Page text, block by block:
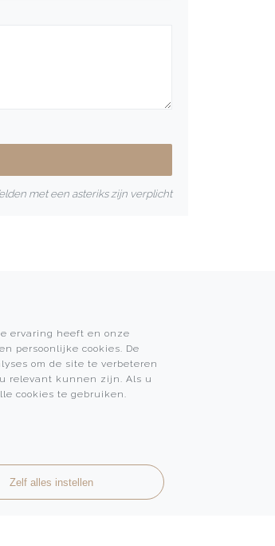
met een asteriks zijn verplicht
Leon Martens
ervaring heeft en onze
persoonlijke cookies. De
om de site te verbeteren
relevant kunnen zijn. Als u
cookies te gebruiken.
Zelf alles instellen